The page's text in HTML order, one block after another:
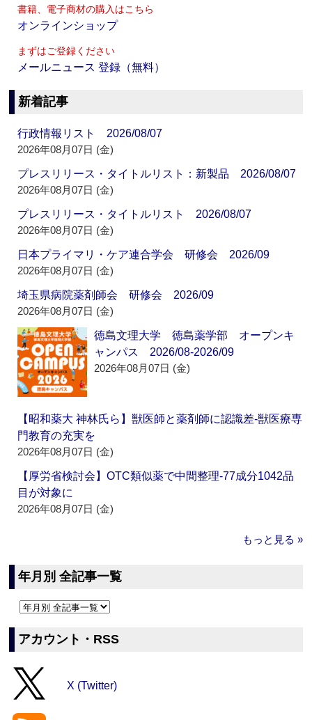
書籍、電子商材の購入はこちら
オンラインショップ
まずはご登録ください
メールニュース 登録（無料）
新着記事
行政情報リスト 2026/08/07
2026年08月07日 (金)
プレスリリース・タイトルリスト：新製品 2026/08/07
2026年08月07日 (金)
プレスリリース・タイトルリスト 2026/08/07
2026年08月07日 (金)
日本プライマリ・ケア連合学会 研修会 2026/09
2026年08月07日 (金)
埼玉県病院薬剤師会 研修会 2026/09
2026年08月07日 (金)
徳島文理大学 徳島薬学部 オープンキ
ャンパス 2026/08-2026/09
2026年08月07日 (金)
【昭和薬大 神林氏ら】獣医師と薬剤師に認識差‐獣医療専
門教育の充実を
2026年08月07日 (金)
【厚労省検討会】OTC類似薬で中間整理‐77成分1042品
目が対象に
2026年08月07日 (金)
もっと見る »
年月別 全記事一覧
アカウント・RSS
X (Twitter)